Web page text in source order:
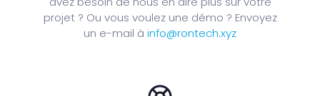
projet ? Ou vous voulez une démo ? Envoyez
un e-mail à info@rontech.xyz